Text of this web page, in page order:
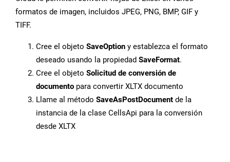
formatos de imagen, incluidos JPEG, PNG, BMP, GIF y
TIFF.
Cree el objeto SaveOption y establezca el formato
deseado usando la propiedad SaveFormat.
Cree el objeto Solicitud de conversión de
documento para convertir XLTX documento
Llame al método SaveAsPostDocument de la
instancia de la clase CellsApi para la conversión
desde XLTX